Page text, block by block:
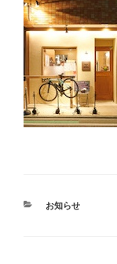
カ
お知らせ